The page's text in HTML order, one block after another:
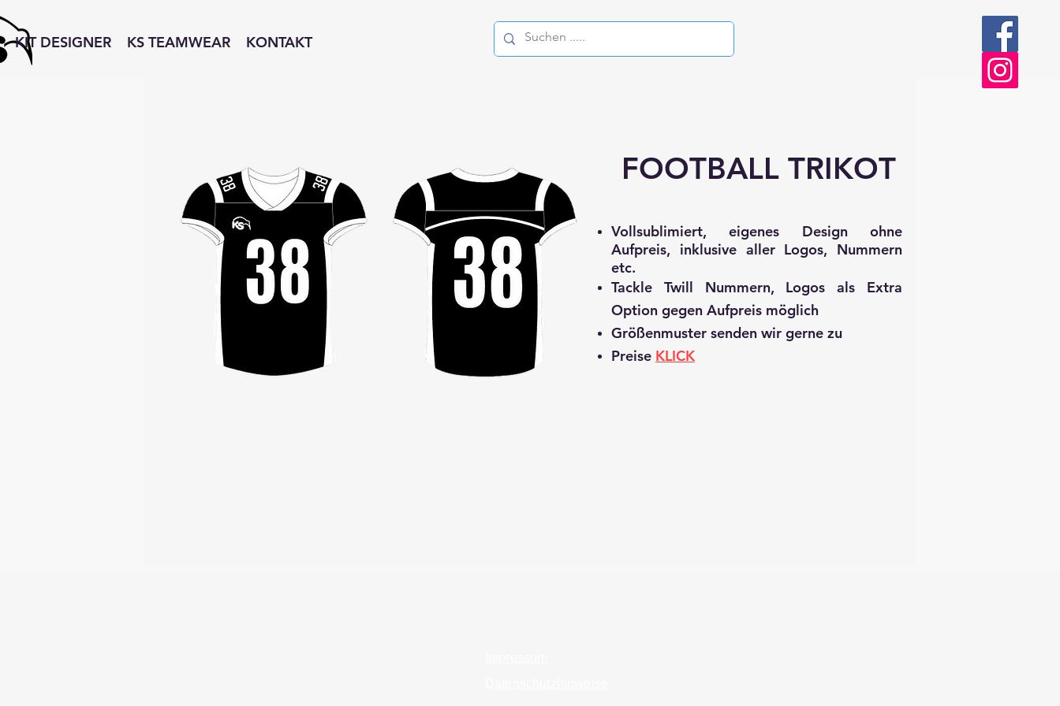
KIT DESIGNER KS TEAMWEAR KONTAKT
FOOTBALL TRIKOT
Vollsublimiert, eigenes Design ohne
Aufpreis, inklusive aller Logos, Nummern
etc.
Tackle Twill Nummern, Logos als Extra
Option gegen Aufpreis möglich
Größenmuster senden wir gerne zu
Preise KLICK